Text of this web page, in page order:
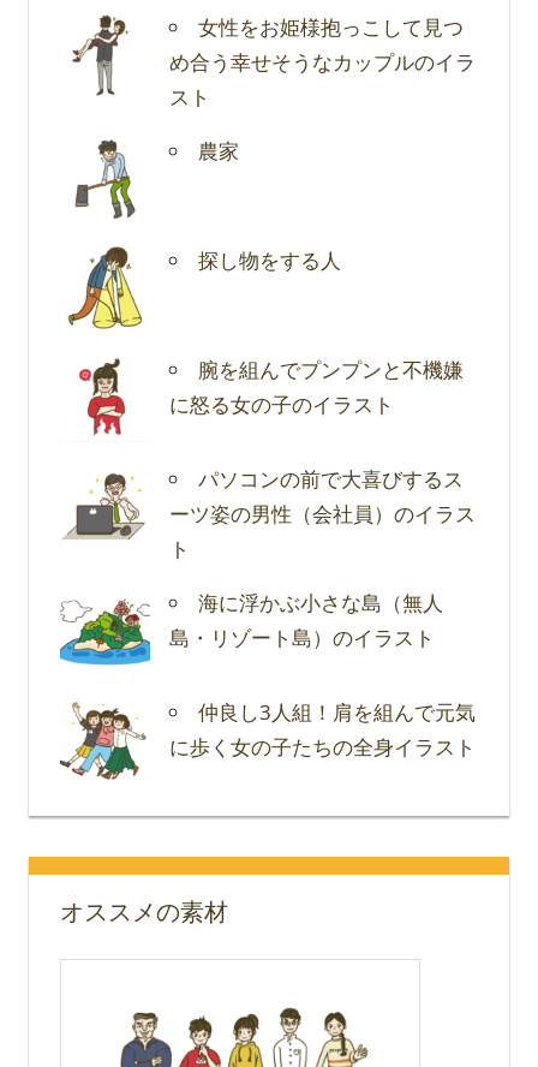
女性をお姫様抱っこして見つ
め合う幸せそうなカップルのイラ
スト
農家
探し物をする人
腕を組んでプンプンと不機嫌
に怒る女の子のイラスト
パソコンの前で大喜びするス
ーツ姿の男性（会社員）のイラス
ト
海に浮かぶ小さな島（無人
島・リゾート島）のイラスト
仲良し3人組！肩を組んで元気
に歩く女の子たちの全身イラスト
オススメの素材